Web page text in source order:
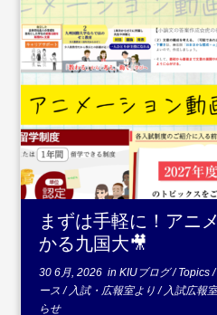
...続きを読む
まずは手軽に！アニ
かる九国大🎥
30 6月, 2026 inKIUブログ/Topics/
ース/ 入試・広報室より/ 入試広報
らせ